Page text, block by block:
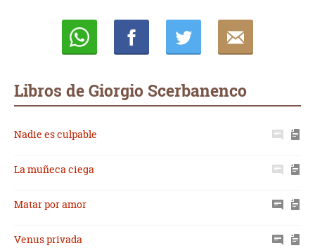
Libros de Giorgio Scerbanenco
Nadie es culpable
La muñeca ciega
Matar por amor
Venus privada